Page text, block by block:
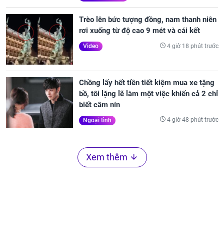
Trèo lên bức tượng đồng, nam thanh niên
rơi xuống từ độ cao 9 mét và cái kết
Video 4 giờ 18 phút trước
Chồng lấy hết tiền tiết kiệm mua xe tặng
bồ, tôi lặng lẽ làm một việc khiến cả 2 chỉ
biết câm nín
Ngoại tình 4 giờ 48 phút trước
Xem thêm